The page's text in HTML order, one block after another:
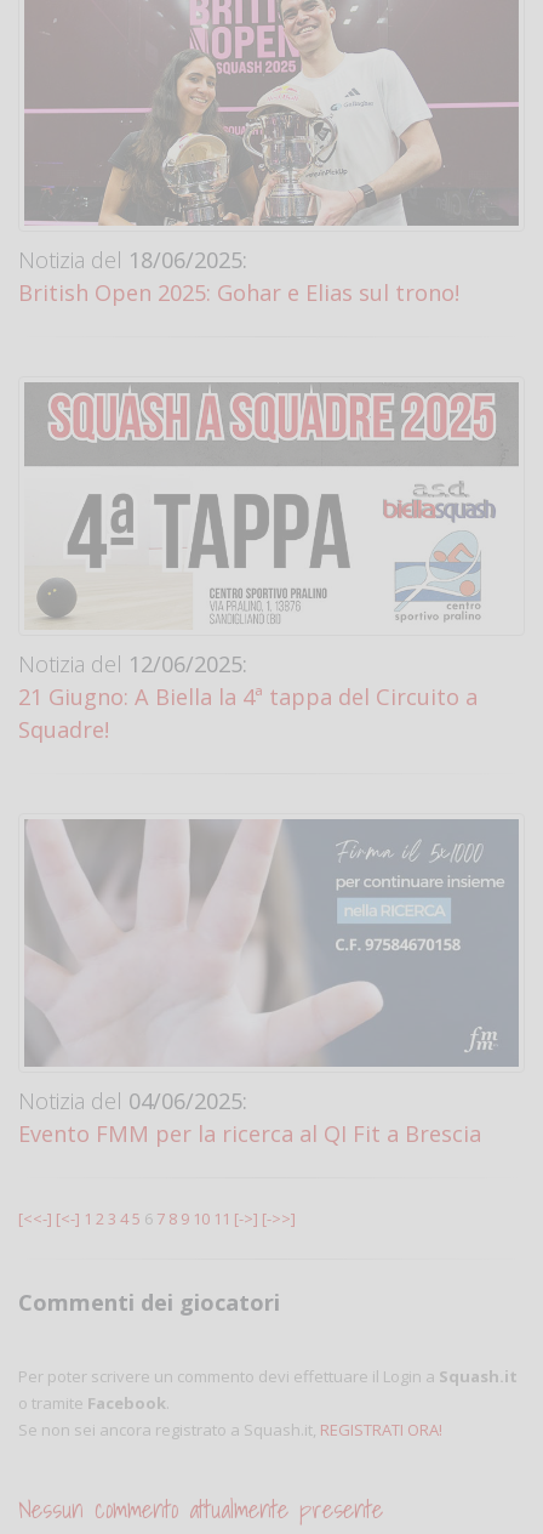
Notizia del 18/06/2025:
British Open 2025: Gohar e Elias sul trono!
Notizia del 12/06/2025:
21 Giugno: A Biella la 4ª tappa del Circuito a
Squadre!
Notizia del 04/06/2025:
Evento FMM per la ricerca al QI Fit a Brescia
[<<-] [<-] 1 2 3 45 6 7 8 9 10 11 [->] [->>]
Commenti dei giocatori
Per poter scrivere un commento devi effettuare il Login a Squash.it
o tramite Facebook.
Se non sei ancora registrato a Squash.it, REGISTRATI ORA!
Nessun commento attualmente presente